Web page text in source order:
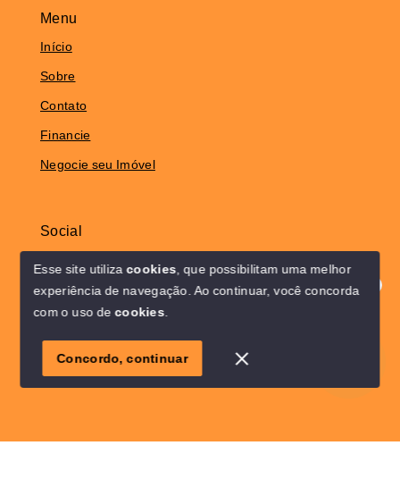
Olá! Estamos disponíveis para te ajudar.
Menu
Início
Sobre
Contato
Financie
Negocie seu Imóvel
Social
Esse site utilizacookies , que possibilitam uma melhor
experiência de navegação. Ao continuar, você concorda
com o uso decookies
Concordo, continuar